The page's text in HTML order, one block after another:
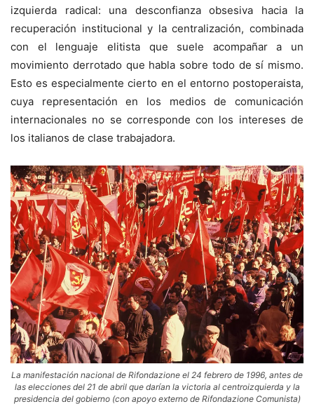
izquierda radical: una desconfianza obsesiva hacia la
recuperación institucional y la centralización, combinada
con el lenguaje elitista que suele acompañar a un
movimiento derrotado que habla sobre todo de sí mismo.
Esto es especialmente cierto en el entorno postoperaista,
cuya representación en los medios de comunicación
internacionales no se corresponde con los intereses de
los italianos de clase trabajadora.
La manifestación nacional de Rifondazione el 24 febrero de 1996, antes de
las elecciones del 21 de abril que darían la victoria al centroizquierda y la
presidencia del gobierno (con apoyo externo de Rifondazione Comunista)